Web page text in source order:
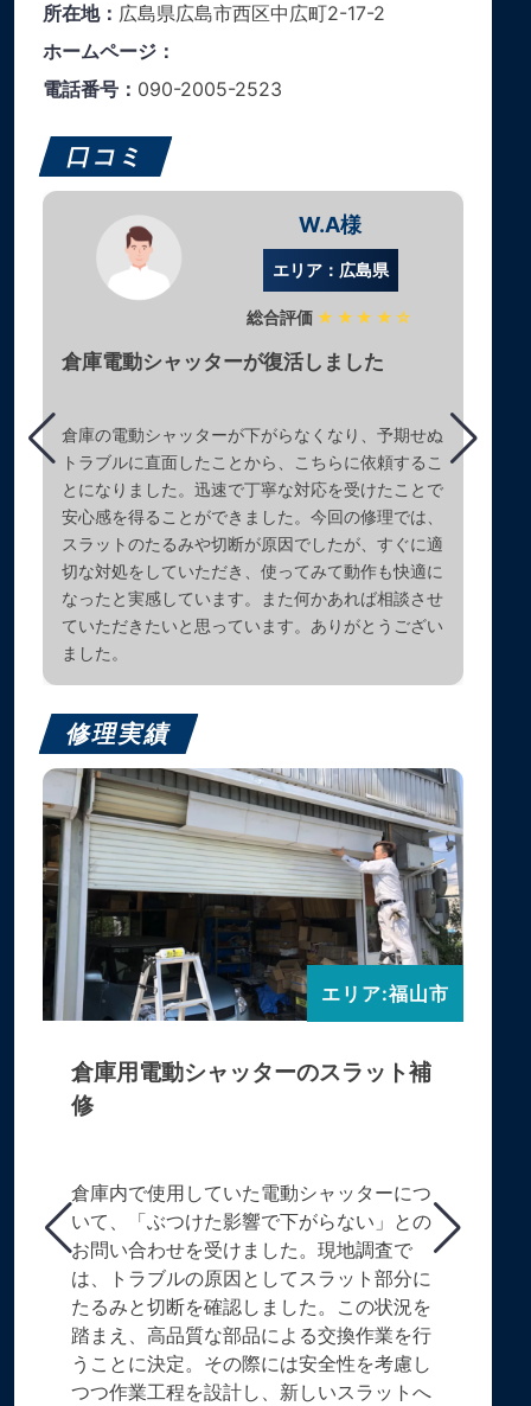
所在地： 広島県広島市西区中広町2-17-2
ホームページ：
電話番号： 090-2005-2523
口コミ
W.A様
エリア：広島県
総合評価 ★★★★☆
倉庫電動シャッターが復活しました
倉庫の電動シャッターが下がらなくなり、予期せぬ
トラブルに直面したことから、こちらに依頼するこ
とになりました。迅速で丁寧な対応を受けたことで
安心感を得ることができました。今回の修理では、
スラットのたるみや切断が原因でしたが、すぐに適
切な対処をしていただき、使ってみて動作も快適に
なったと実感しています。また何かあれば相談させ
ていただきたいと思っています。ありがとうござい
ました。
修理実績
エリア:福山市
倉庫用電動シャッターのスラット補
修
倉庫内で使用していた電動シャッターにつ
いて、「ぶつけた影響で下がらない」との
お問い合わせを受けました。現地調査で
は、トラブルの原因としてスラット部分に
たるみと切断を確認しました。この状況を
踏まえ、高品質な部品による交換作業を行
うことに決定。その際には安全性を考慮し
つつ作業工程を設計し、新しいスラットへ